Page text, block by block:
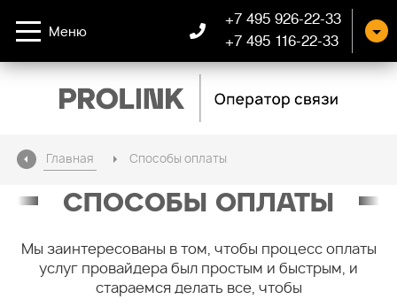
Меню
+7 495 926-22-33
+7 495 116-22-33
Главная Способы оплаты
СПОСОБЫ ОПЛАТЫ
Мы заинтересованы в том, чтобы процесс оплаты
услуг провайдера был простым и быстрым, и
стараемся делать все, чтобы